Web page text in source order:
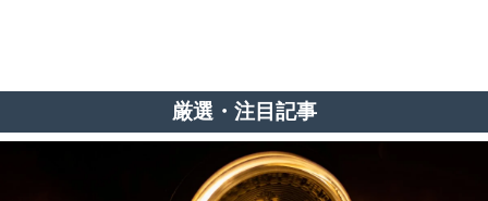
厳選・注目記事